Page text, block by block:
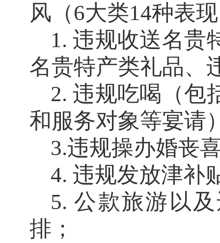
风（6大类14种表
1. 违规收送名贵
名贵特产类礼品、
2. 违规吃喝（包
和服务对象等宴请
3.违规操办婚丧
4. 违规发放津补
5. 公款旅游以
排；